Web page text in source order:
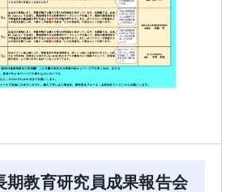
教育研究員成果報告会